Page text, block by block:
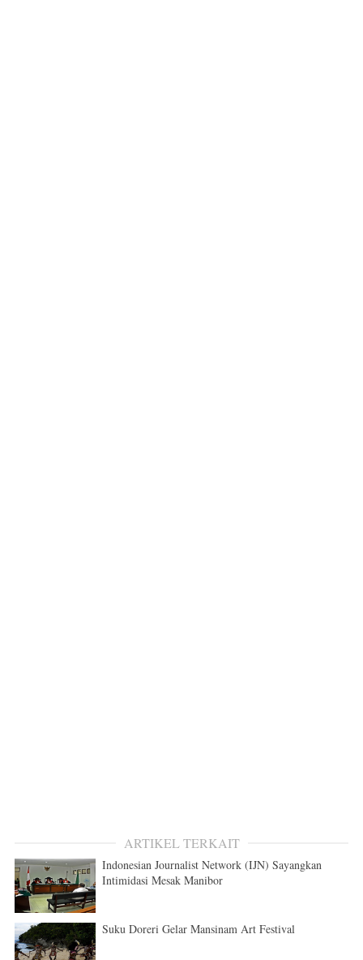
ARTIKEL TERKAIT
Indonesian Journalist Network (IJN) Sayangkan
Intimidasi Mesak Manibor
Suku Doreri Gelar Mansinam Art Festival